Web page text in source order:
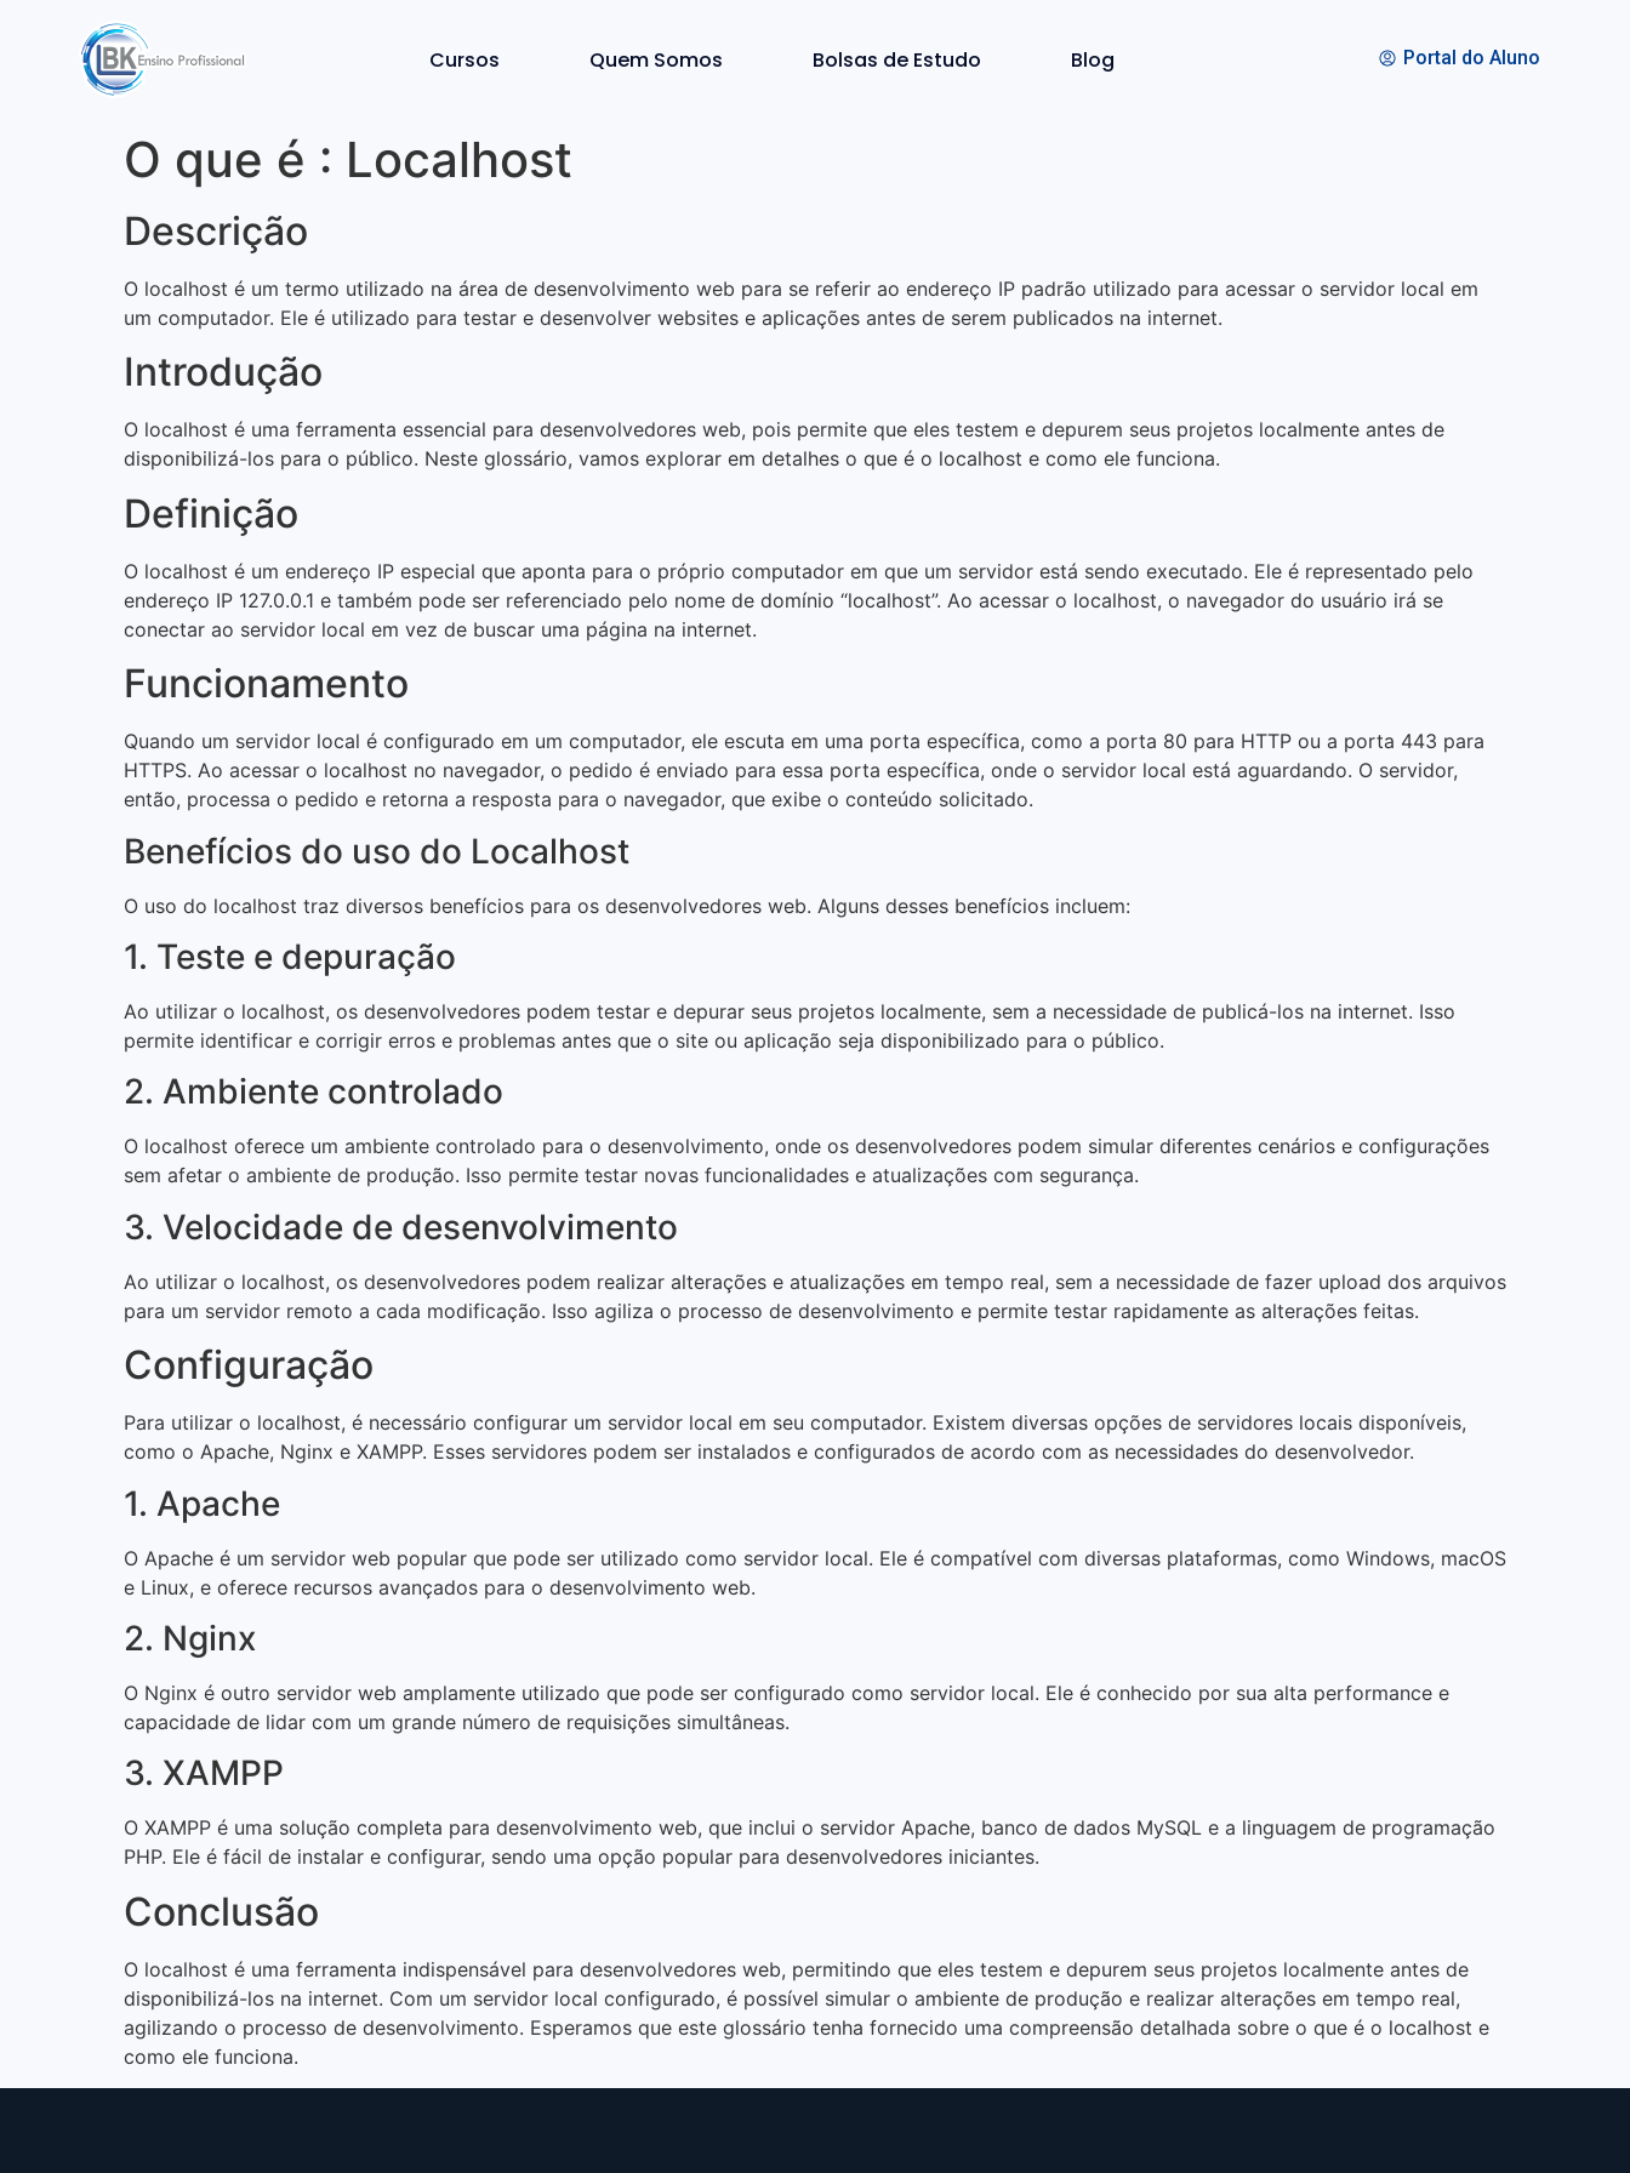
Cursos Quem Somos Bolsas de Estudo Blog Portal do Aluno
O que é : Localhost
Descrição
O localhost é um termo utilizado na área de desenvolvimento web para se referir ao endereço IP padrão utilizado para acessar o servidor local em
um computador. Ele é utilizado para testar e desenvolver websites e aplicações antes de serem publicados na internet.
Introdução
O localhost é uma ferramenta essencial para desenvolvedores web, pois permite que eles testem e depurem seus projetos localmente antes de
disponibilizá-los para o público. Neste glossário, vamos explorar em detalhes o que é o localhost e como ele funciona.
Definição
O localhost é um endereço IP especial que aponta para o próprio computador em que um servidor está sendo executado. Ele é representado pelo
endereço IP 127.0.0.1 e também pode ser referenciado pelo nome de domínio “localhost”. Ao acessar o localhost, o navegador do usuário irá se
conectar ao servidor local em vez de buscar uma página na internet.
Funcionamento
Quando um servidor local é configurado em um computador, ele escuta em uma porta específica, como a porta 80 para HTTP ou a porta 443 para
HTTPS. Ao acessar o localhost no navegador, o pedido é enviado para essa porta específica, onde o servidor local está aguardando. O servidor,
então, processa o pedido e retorna a resposta para o navegador, que exibe o conteúdo solicitado.
Benefícios do uso do Localhost
O uso do localhost traz diversos benefícios para os desenvolvedores web. Alguns desses benefícios incluem:
1. Teste e depuração
Ao utilizar o localhost, os desenvolvedores podem testar e depurar seus projetos localmente, sem a necessidade de publicá-los na internet. Isso
permite identificar e corrigir erros e problemas antes que o site ou aplicação seja disponibilizado para o público.
2. Ambiente controlado
O localhost oferece um ambiente controlado para o desenvolvimento, onde os desenvolvedores podem simular diferentes cenários e configurações
sem afetar o ambiente de produção. Isso permite testar novas funcionalidades e atualizações com segurança.
3. Velocidade de desenvolvimento
Ao utilizar o localhost, os desenvolvedores podem realizar alterações e atualizações em tempo real, sem a necessidade de fazer upload dos arquivos
para um servidor remoto a cada modificação. Isso agiliza o processo de desenvolvimento e permite testar rapidamente as alterações feitas.
Configuração
Para utilizar o localhost, é necessário configurar um servidor local em seu computador. Existem diversas opções de servidores locais disponíveis,
como o Apache, Nginx e XAMPP. Esses servidores podem ser instalados e configurados de acordo com as necessidades do desenvolvedor.
1. Apache
O Apache é um servidor web popular que pode ser utilizado como servidor local. Ele é compatível com diversas plataformas, como Windows, macOS
e Linux, e oferece recursos avançados para o desenvolvimento web.
2. Nginx
O Nginx é outro servidor web amplamente utilizado que pode ser configurado como servidor local. Ele é conhecido por sua alta performance e
capacidade de lidar com um grande número de requisições simultâneas.
3. XAMPP
O XAMPP é uma solução completa para desenvolvimento web, que inclui o servidor Apache, banco de dados MySQL e a linguagem de programação
PHP. Ele é fácil de instalar e configurar, sendo uma opção popular para desenvolvedores iniciantes.
Conclusão
O localhost é uma ferramenta indispensável para desenvolvedores web, permitindo que eles testem e depurem seus projetos localmente antes de
disponibilizá-los na internet. Com um servidor local configurado, é possível simular o ambiente de produção e realizar alterações em tempo real,
agilizando o processo de desenvolvimento. Esperamos que este glossário tenha fornecido uma compreensão detalhada sobre o que é o localhost e
como ele funciona.